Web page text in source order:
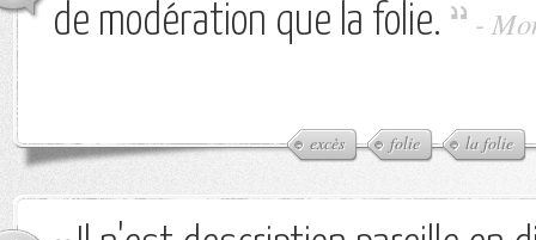
de modération que la folie.
-
excès folie la folie